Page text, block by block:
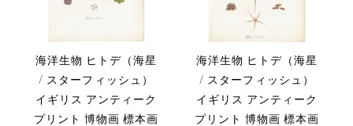
海洋生物 ヒトデ（海星
/ スターフィッシュ）
イギリス アンティーク
プリント 博物画 標本画
海洋生物 ヒトデ（海星
/ スターフィッシュ）
イギリス アンティーク
プリント 博物画 標本画